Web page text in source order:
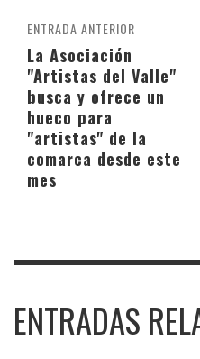
ENTRADA ANTERIOR
La Asociación
"Artistas del Valle"
busca y ofrece un
hueco para
"artistas" de la
comarca desde este
mes
ENTRADAS